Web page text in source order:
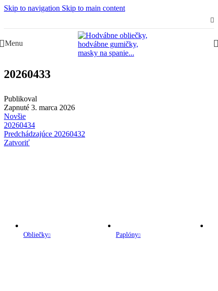
Skip to navigation Skip to main content
Menu
20260433
Publikoval
Zapnuté 3. marca 2026
Novšie
20260434
Predchádzajúce 20260432
Zatvoriť
Obliečky Paplóny